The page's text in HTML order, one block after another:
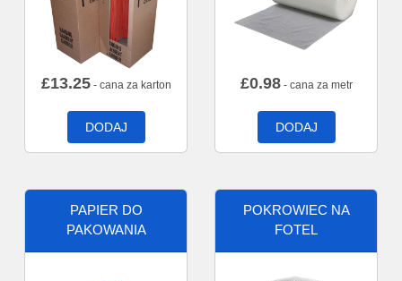
£13.25- cana za karton
DODAJ
£0.98- cana za metr
DODAJ
PAPIER DO
PAKOWANIA
POKROWIEC NA
FOTEL